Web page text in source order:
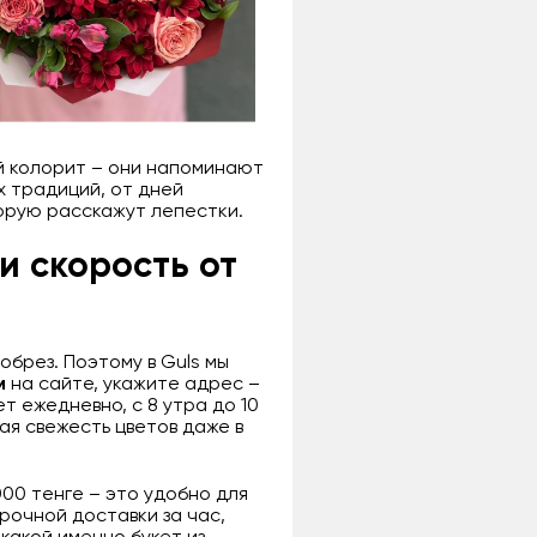
колорит – они напоминают
традиций, от дней
расскажут лепестки.
скорость от
Поэтому в Guls мы
на сайте, укажите адрес –
ежедневно, с 8 утра до 10
свежесть цветов даже в
тенге – это удобно для
доставки за час,